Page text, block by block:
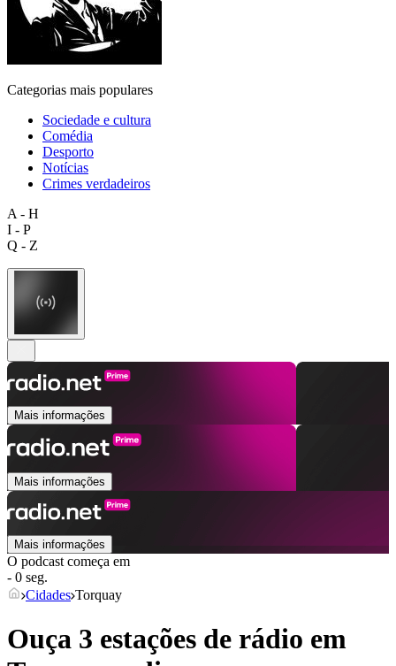
Categorias mais populares
Sociedade e cultura
Comédia
Desporto
Notícias
Crimes verdadeiros
A - H
I - P
Q - Z
Mais informações
Mais informações
Mais informações
O podcast começa em
- 0 seg.
Cidades Torquay
Ouça 3 estações de rádio em